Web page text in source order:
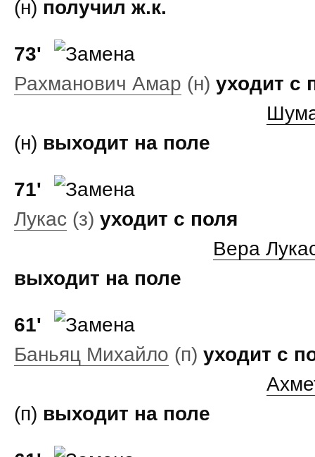
(н) получил ж.к.
73'
Рахманович Амар (н) уходит с
(н) выходит на поле
71'
Лукас (з) уходит с поля
Вера
выходит на поле
61'
Баньяц Михайло (п) уходит с
(п) выходит на поле